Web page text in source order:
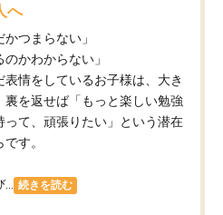
へ
つまらない」
かわからない」
情をしているお子様は、大き
を返せば「もっと楽しい勉強
て、頑張りたい」という潜在
す。
続きを読む